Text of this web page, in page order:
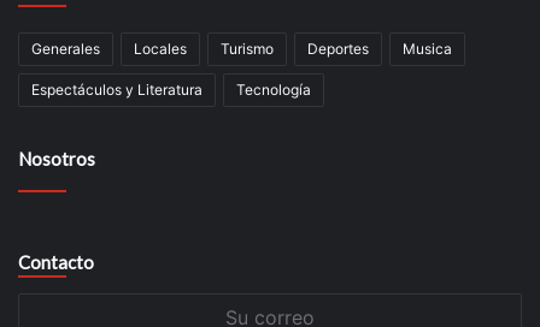
Generales Locales Turismo Deportes Musica
Espectáculos y Literatura Tecnología
Nosotros
Contacto